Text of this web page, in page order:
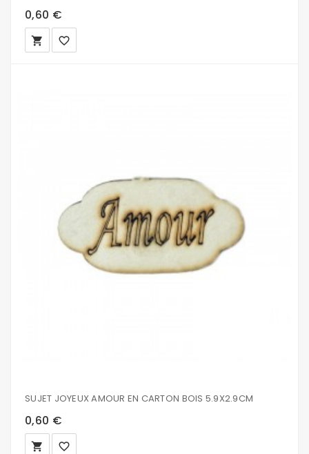
0,60 €
local_grocery_store favorite_border
SUJET JOYEUX AMOUR EN CARTON BOIS 5.9X2.9CM
0,60 €
local_grocery_store favorite_border